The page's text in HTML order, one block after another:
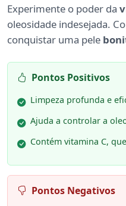
Experimente o poder da
oleosidade indesejada.
conquistar uma pele
Pontos Positivos
Limpeza profunda e
Ajuda a controlar a
Contém vitamina C,
Pontos Negativos